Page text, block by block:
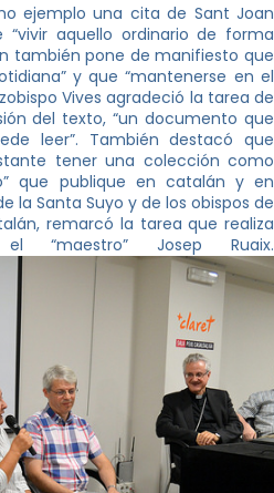
ejemplo una cita de Sant Joan
“vivir aquello ordinario de forma
también pone de manifiesto que
y que “mantenerse en el
Vives agradeció la tarea de
del texto, “un documento que
leer”. También destacó que
tener una colección como
que publique en catalán y en
la Santa Suyo y de los obispos de
remarcó la tarea que realiza
“maestro” Josep Ruaix.